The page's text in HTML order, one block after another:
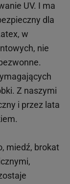
UV. I ma
dla
, w
, nie
Z naszymi
i przez lata
miedź, brokat